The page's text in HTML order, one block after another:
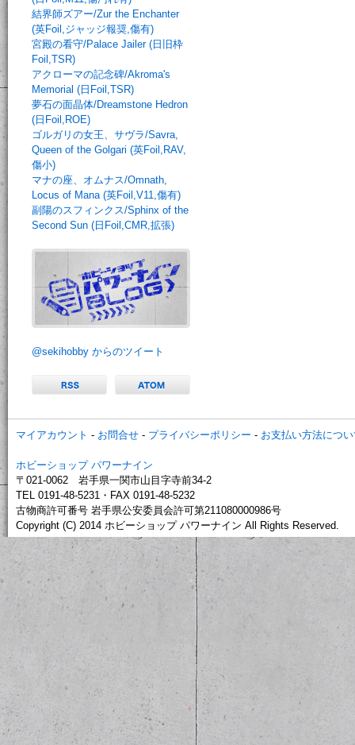
結界師ズアー/Zur the Enchanter
(英Foil,ジャッジ報奨,傷有)
宮殿の看守/Palace Jailer (日旧枠
Foil,TSR)
アクローマの記念碑/Akroma's
Memorial (日Foil,TSR)
夢石の面晶体/Dreamstone Hedron
(日Foil,ROE)
ゴルガリの女王、サヴラ/Savra,
Queen of the Golgari (英Foil,RAV,
傷小)
マナの座、オムナス/Omnath,
Locus of Mana (英Foil,V11,傷有)
副陽のスフィンクス/Sphinx of the
Second Sun (日Foil,CMR,拡張)
@sekihobby からのツイート
マイアカウント - お問合せ - プライバシーポリシー - お支払い方法につ
ホビーショップ パワーナイン
〒021-0062 岩手県一関市山目字寺前34-2
TEL 0191-48-5231・FAX 0191-48-5232
古物商許可番号 岩手県公安委員会許可第211080000986号
Copyright (C) 2014 ホビーショップ パワーナイン All Rights Reserved.